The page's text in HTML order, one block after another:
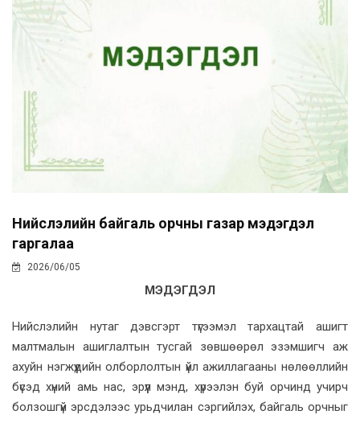
Нийслэлийн байгаль орчны газар мэдэгдэл
гаргалаа
2026/06/05
МЭДЭГДЭЛ
Нийслэлийн нутаг дэвсгэрт түгээмэл тархацтай ашигт
малтмалын ашиглалтын тусгай зөвшөөрөл эзэмшигч аж
ахуйн нэгжүүдийн олборлолтын үйл ажиллагааны нөлөөллийн
бүсэд хүний амь нас, эрүүл мэнд, хүрээлэн буй орчинд учирч
болзошгүй эрсдэлээс урьдчилан сэргийлэх, байгаль орчныг